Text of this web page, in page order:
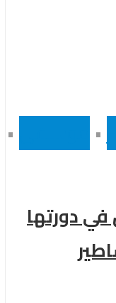
•
•
في دورتها